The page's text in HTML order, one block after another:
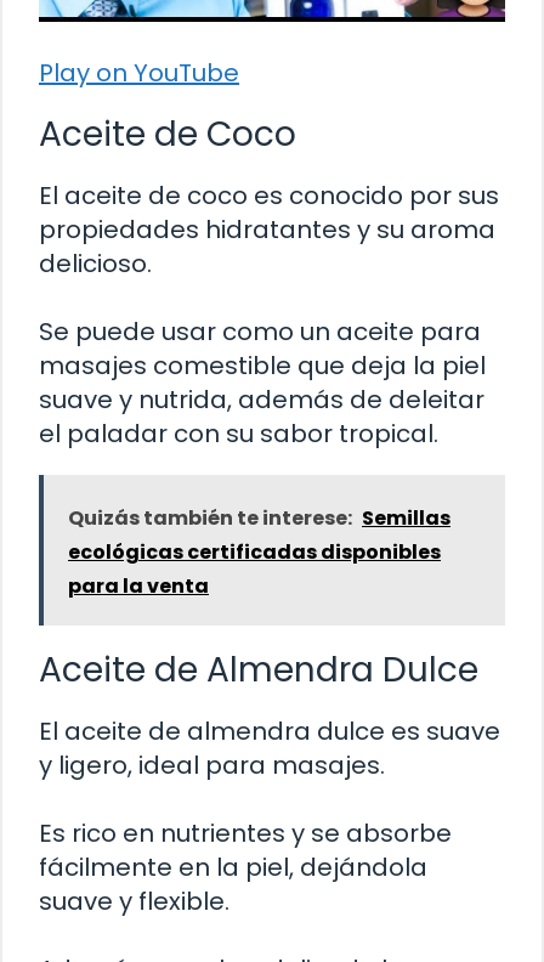
Play on YouTube
Aceite de Coco
El aceite de coco es conocido por sus
propiedades hidratantes y su aroma
delicioso.
Se puede usar como un aceite para
masajes comestible que deja la piel
suave y nutrida, además de deleitar
el paladar con su sabor tropical.
Quizás también te interese: Semillas
ecológicas certificadas disponibles
para la venta
Aceite de Almendra Dulce
El aceite de almendra dulce es suave
y ligero, ideal para masajes.
Es rico en nutrientes y se absorbe
fácilmente en la piel, dejándola
suave y flexible.